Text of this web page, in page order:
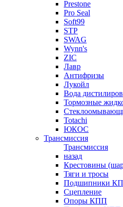
Prestone
Pro Seal
Soft99
STP
SWAG
Wynn's
ZIC
Лавр
Антифризы
Лукойл
Вода
Тормозные
Totachi
ЮКОС
Трансмиссия
Трансмиссия
назад
Крестовины
Тяги и тросы
Подшипники
Сцепление
Опоры КПП